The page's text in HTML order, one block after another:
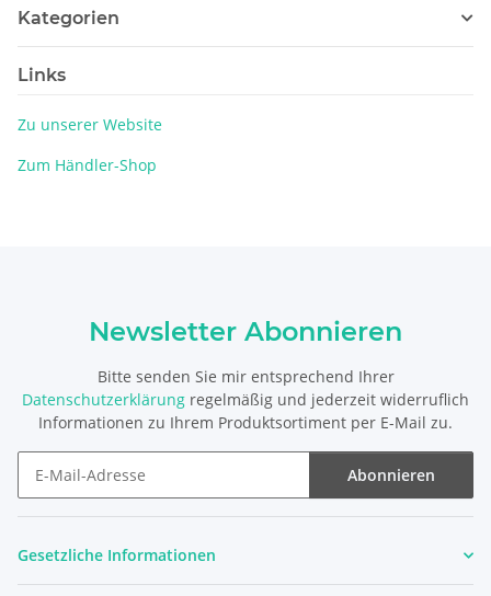
Kategorien
Links
Zu unserer Website
Zum Händler-Shop
Newsletter Abonnieren
Bitte senden Sie mir entsprechend Ihrer
Datenschutzerklärung regelmäßig und jederzeit widerruflich
Informationen zu Ihrem Produktsortiment per E-Mail zu.
Abonnieren
Gesetzliche Informationen